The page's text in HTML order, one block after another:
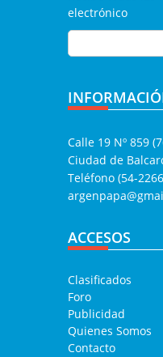
electrónico
Calle 19 Nº 859
Ciudad de
Teléfono (54-
ACCESOS
Clasificados
Foro
Publicidad
Quienes Somos
Contacto